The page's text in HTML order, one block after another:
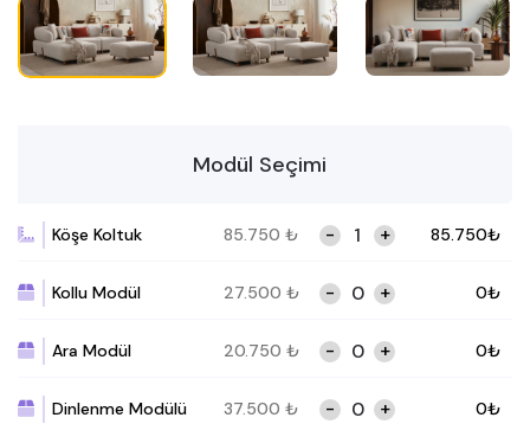
Modül Seçimi
Köşe Koltuk 85.750 ₺ - + 85.750₺
Kollu Modül 27.500 ₺ - + 0₺
Ara Modül 20.750 ₺ - + 0₺
Dinlenme Modülü 37.500 ₺ - + 0₺